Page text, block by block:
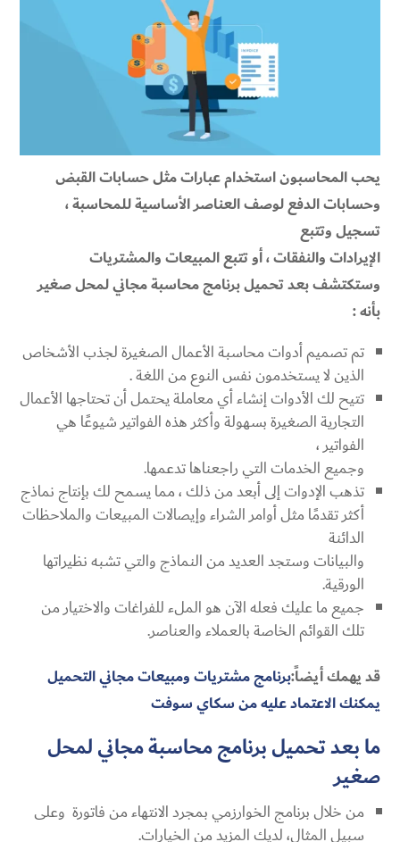
يحب المحاسبون استخدام عبارات مثل حسابات القبض
وحسابات الدفع لوصف العناصر الأساسية للمحاسبة ،
تسجيل وتتبع
الإيرادات والنفقات ، أو تتبع المبيعات والمشتريات
وستكتشف بعد تحميل برنامج محاسبة مجاني لمحل صغير
بأنه :
تم تصميم أدوات محاسبة الأعمال الصغيرة لجذب الأشخاص
الذين لا يستخدمون نفس النوع من اللغة .
تتيح لك الأدوات إنشاء أي معاملة يحتمل أن تحتاجها الأعمال
التجارية الصغيرة بسهولة وأكثر هذه الفواتير شيوعًا هي
الفواتير ،
وجميع الخدمات التي راجعناها تدعمها.
تذهب الإدوات إلى أبعد من ذلك ، مما يسمح لك بإنتاج نماذج
أكثر تقدمًا مثل أوامر الشراء وإيصالات المبيعات والملاحظات
الدائنة
والبيانات وستجد العديد من النماذج والتي تشبه نظيراتها
الورقية.
جميع ما عليك فعله الآن هو الملء للفراغات والاختيار من
تلك القوائم الخاصة بالعملاء والعناصر.
قد يهمك أيضاً:برنامج مشتريات ومبيعات مجاني التحميل
يمكنك الاعتماد عليه من سكاي سوفت
ما بعد تحميل برنامج محاسبة مجاني لمحل
صغير
من خلال برنامج الخوارزمي بمجرد الانتهاء من فاتورة وعلى
سبيل المثال، لديك المزيد من الخيارات.